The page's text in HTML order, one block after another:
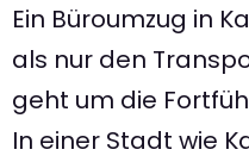
Ein Büroumzug in
als nur den
geht um die
In einer Stadt wie